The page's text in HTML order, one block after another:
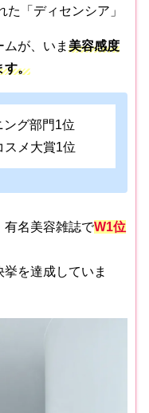
「ディセンシア」
が、いま 美容感度
す。
ング部門1位
スメ大賞1位
有名美容雑誌でW1位
を達成していま